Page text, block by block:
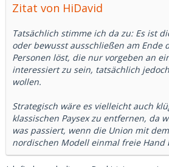
Zitat von HiDavid
Tatsächlich stimme ich da zu: Es ist
oder bewusst ausschließen am Ende
Personen löst, die nur vorgeben an
interessiert zu sein, tatsächlich
wollen.
Strategisch wäre es vielleicht auch
klassischen Paysex zu entfernen, da
was passiert, wenn die Union mit
nordischen Modell einmal freie Hand